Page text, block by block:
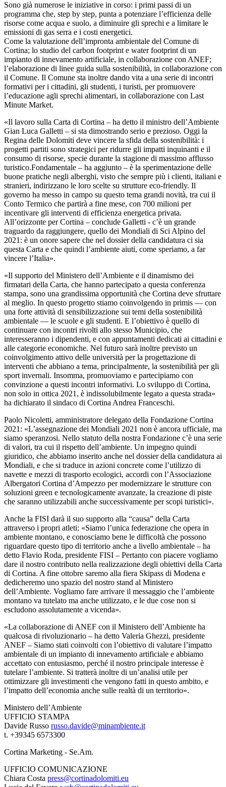
Sono già numerose le iniziative in corso: i primi passi di un
programma che, step by step, punta a potenziare l’efficienza delle
risorse come acqua e suolo, a diminuire gli sprechi e a limitare le
emissioni di gas serra e i costi energetici.
Come la valutazione dell’impronta ambientale del Comune di
Cortina; lo studio del carbon footprint e water footprint di un
impianto di innevamento artificiale, in collaborazione con ANEF;
l’elaborazione di linee guida sulla sostenibilità, in collaborazione con
il Comune. Il Comune sta inoltre dando vita a una serie di incontri
formativi per i cittadini, gli studenti, i turisti, per promuovere
l’educazione agli sprechi alimentari, in collaborazione con Last
Minute Market.
«Il lavoro sulla Carta di Cortina – ha detto il ministro dell’Ambiente
Gian Luca Galletti – si sta dimostrando serio e prezioso. Oggi la
Regina delle Dolomiti deve vincere la sfida della sostenibilità: i
progetti partiti sono strategici per ridurre gli impatti inquinanti e il
consumo di risorse, specie durante la stagione di massimo afflusso
turistico.Fondamentale – ha aggiunto – è la sperimentazione delle
buone pratiche negli alberghi, visto che sempre più i clienti, italiani e
stranieri, indirizzano le loro scelte su strutture eco-friendly. Il
governo ha messo in campo su questo tema grandi novità, tra cui il
Conto Termico che partirà a fine mese, con 700 milioni per
incentivare gli interventi di efficienza energetica privata.
All’orizzonte per Cortina – conclude Galletti - c’è un grande
traguardo da raggiungere, quello dei Mondiali di Sci Alpino del
2021: è un onore sapere che nel dossier della candidatura ci sia
questa Carta e che quindi l’ambiente aiuti, come speriamo, a far
vincere l’Italia».
«Il supporto del Ministero dell’Ambiente e il dinamismo dei
firmatari della Carta, che hanno partecipato a questa conferenza
stampa, sono una grandissima opportunità che Cortina deve sfruttare
al meglio. In questo progetto stiamo coinvolgendo in primis — con
una forte attività di sensibilizzazione sui temi della sostenibilità
ambientale — le scuole e gli studenti. E l’obiettivo è quello di
continuare con incontri rivolti allo stesso Municipio, che
interesseranno i dipendenti, e con appuntamenti dedicati ai cittadini e
alle categorie economiche. Nel futuro sarà inoltre previsto un
coinvolgimento attivo delle università per la progettazione di
interventi che abbiano a tema, principalmente, la sostenibilità per gli
sport invernali. Insomma, promuoviamo e partecipiamo con
convinzione a questi incontri informativi. Lo sviluppo di Cortina,
non solo in ottica 2021, è indissolubilmente legato a questa strada»
ha dichiarato il sindaco di Cortina Andrea Franceschi.
Paolo Nicoletti, amministratore delegato della Fondazione Cortina
2021: «L’assegnazione dei Mondiali 2021 non è ancora ufficiale, ma
siamo speranzosi. Nello statuto della nostra Fondazione c’è una serie
di valori, tra cui il rispetto dell’ambiente. Un impegno quindi
giuridico, che abbiamo inserito anche nel dossier della candidatura ai
Mondiali, e che si traduce in azioni concrete come l’utilizzo di
navette e mezzi di trasporto ecologici, accordi con l’Associazione
Albergatori Cortina d’Ampezzo per modernizzare le strutture con
soluzioni green e tecnologicamente avanzate, la creazione di piste
che saranno utilizzabili anche successivamente per scopi turistici».
Anche la FISI darà il suo supporto alla “causa” della Carta
attraverso i propri atleti: «Siamo l’unica federazione che opera in
ambiente montano, e conosciamo bene le difficoltà che possono
riguardare questo tipo di territorio anche a livello ambientale – ha
detto Flavio Roda, presidente FISI – Pertanto con piacere vogliamo
dare il nostro contributo nella realizzazione degli obiettivi della Carta
di Cortina. A fine ottobre saremo alla fiera Skipass di Modena e
dedicheremo uno spazio del nostro stand al Ministero
dell’Ambiente. Vogliamo fare arrivare il messaggio che l’ambiente
montano va tutelato ma anche utilizzato, e le due cose non si
escludono assolutamente a vicenda».
«La collaborazione di ANEF con il Ministero dell’Ambiente ha
qualcosa di rivoluzionario – ha detto Valeria Ghezzi, presidente
ANEF – Siamo stati coinvolti con l’obiettivo di valutare l’impatto
ambientale di un impianto di innevamento artificiale e abbiamo
accettato con entusiasmo, perché il nostro principale interesse è
tutelare l’ambiente. Si tratterà inoltre di un’analisi utile per
ottimizzare gli investimenti che vengono fatti in questo ambito, e
l’impatto dell’economia anche sulle realtà di un territorio».
Ministero dell’Ambiente
UFFICIO STAMPA
Davide Russo russo.davide@minambiente.it
t. +39345 6573300
Cortina Marketing - Se.Am.
UFFICIO COMUNICAZIONE
Chiara Costa press@cortinadolomiti.eu